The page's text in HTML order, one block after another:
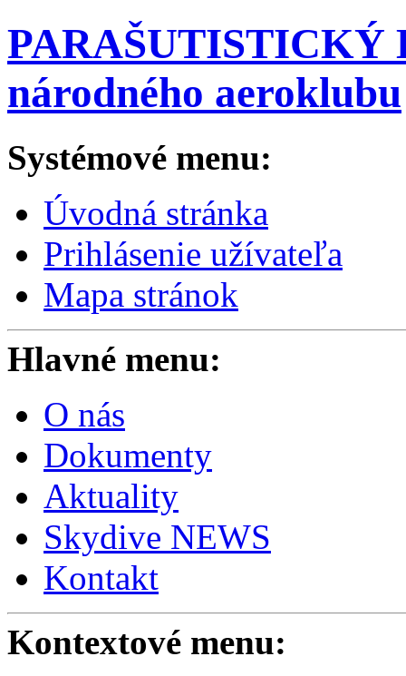
PARAŠUTISTICKÝ
národného aeroklubu
Systémové menu:
Úvodná stránka
Prihlásenie užívateľa
Mapa stránok
Hlavné menu:
O nás
Dokumenty
Aktuality
Skydive NEWS
Kontakt
Kontextové menu: